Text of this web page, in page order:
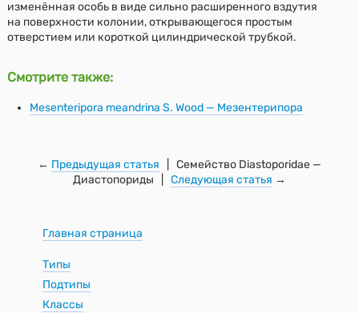
изменённая особь в виде сильно расширенного вздутия
на поверхности колонии, открывающегося простым
отверстием или короткой цилиндрической трубкой.
Смотрите также:
Mesenteripora meandrina S. Wood — Мезентерипора
← Предыдущая статья | Семейство Diastoporidae —
Диастопориды |Следующая статья →
Главная страница
Типы
Подтипы
Классы